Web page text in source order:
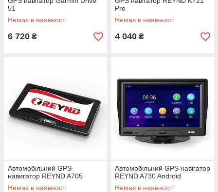
51
Немає в наявності
6 720 ₴
Pro
Немає в наявності
4 040 ₴
Автомобільний GPS
навигатор REYND A705
Немає в наявності
Автомобільний GPS навігатор
REYND A730 Android
Немає в наявності